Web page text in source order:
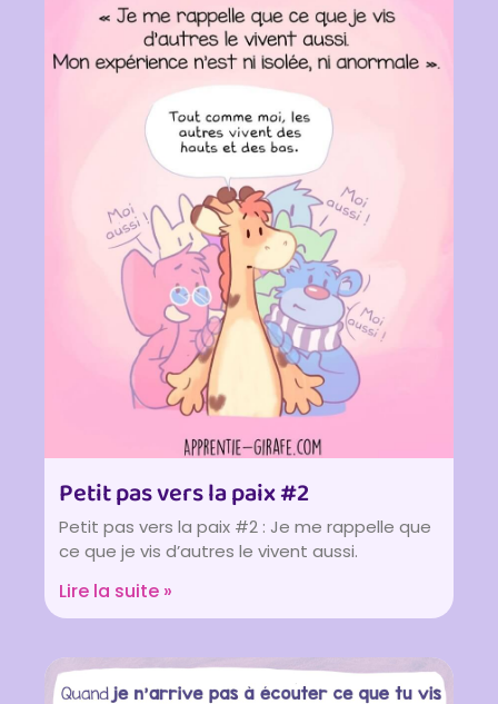
Petit pas vers la paix #2
Petit pas vers la paix #2 : Je me rappelle que
ce que je vis d’autres le vivent aussi.
Lire la suite »